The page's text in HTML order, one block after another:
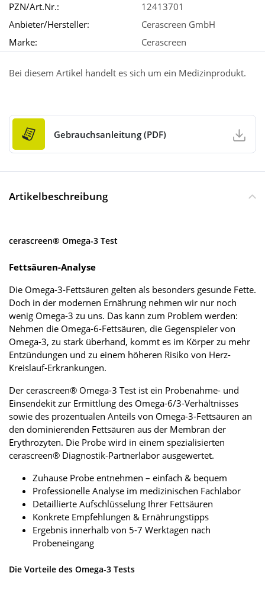
PZN/Art.Nr.:
12413701
Anbieter/Hersteller:
Cerascreen GmbH
Marke:
Cerascreen
Bei diesem Artikel handelt es sich um ein Medizinprodukt.
Gebrauchsanleitung (PDF)
Artikelbeschreibung
cerascreen® Omega-3 Test
Fettsäuren-Analyse
Die Omega-3-Fettsäuren gelten als besonders gesunde Fette.
Doch in der modernen Ernährung nehmen wir nur noch
wenig Omega-3 zu uns. Das kann zum Problem werden:
Nehmen die Omega-6-Fettsäuren, die Gegenspieler von
Omega-3, zu stark überhand, kommt es im Körper zu mehr
Entzündungen und zu einem höheren Risiko von Herz-
Kreislauf-Erkrankungen.
Der cerascreen® Omega-3 Test ist ein Probenahme- und
Einsendekit zur Ermittlung des Omega-6/3-Verhältnisses
sowie des prozentualen Anteils von Omega-3-Fettsäuren an
den dominierenden Fettsäuren aus der Membran der
Erythrozyten. Die Probe wird in einem spezialisierten
cerascreen® Diagnostik-Partnerlabor ausgewertet.
Zuhause Probe entnehmen – einfach & bequem
Professionelle Analyse im medizinischen Fachlabor
Detaillierte Aufschlüsselung Ihrer Fettsäuren
Konkrete Empfehlungen & Ernährungstipps
Ergebnis innerhalb von 5-7 Werktagen nach
Probeneingang
Die Vorteile des Omega-3 Tests